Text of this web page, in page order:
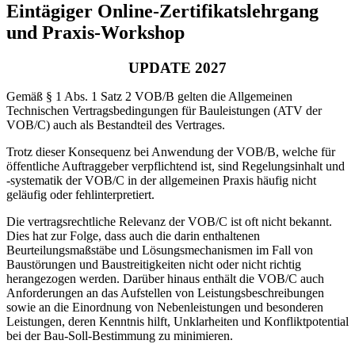
Eintägiger Online-Zertifikatslehrgang
und Praxis-Workshop
UPDATE 2027
Gemäß § 1 Abs. 1 Satz 2 VOB/B gelten die Allgemeinen
Technischen Vertragsbedingungen für Bauleistungen (ATV der
VOB/C) auch als Bestandteil des Vertrages.
Trotz dieser Konsequenz bei Anwendung der VOB/B, welche für
öffentliche Auftraggeber verpflichtend ist, sind Regelungsinhalt und
-systematik der VOB/C in der allgemeinen Praxis häufig nicht
geläufig oder fehlinterpretiert.
Die vertragsrechtliche Relevanz der VOB/C ist oft nicht bekannt.
Dies hat zur Folge, dass auch die darin enthaltenen
Beurteilungsmaßstäbe und Lösungsmechanismen im Fall von
Baustörungen und Baustreitigkeiten nicht oder nicht richtig
herangezogen werden. Darüber hinaus enthält die VOB/C auch
Anforderungen an das Aufstellen von Leistungsbeschreibungen
sowie an die Einordnung von Nebenleistungen und besonderen
Leistungen, deren Kenntnis hilft, Unklarheiten und Konfliktpotential
bei der Bau-Soll-Bestimmung zu minimieren.